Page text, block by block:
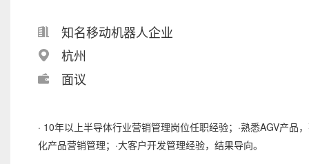
知名移动机器人企业
杭州
面议
· 10年以上半导体行业营销管理岗位任职经验；·熟悉AGV产品
化产品营销管理；·大客户开发管理经验，结果导向。